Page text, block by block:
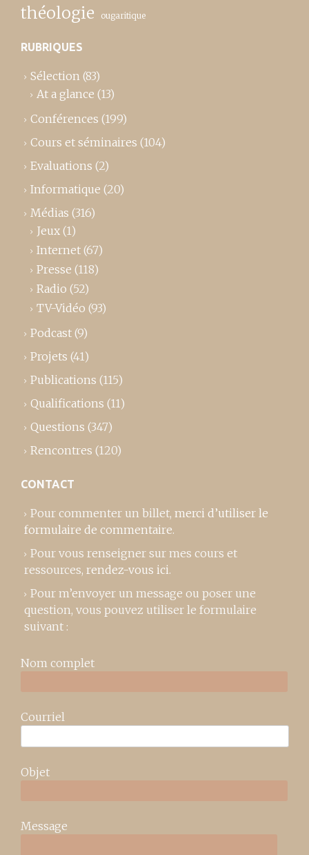
théologie ougaritique
RUBRIQUES
Sélection (83)
At a glance (13)
Conférences (199)
Cours et séminaires (104)
Evaluations (2)
Informatique (20)
Médias (316)
Jeux (1)
Internet (67)
Presse (118)
Radio (52)
TV-Vidéo (93)
Podcast (9)
Projets (41)
Publications (115)
Qualifications (11)
Questions (347)
Rencontres (120)
CONTACT
Pour commenter un billet, merci d’utiliser le
formulaire de commentaire.
Pour vous renseigner sur mes cours et
ressources, rendez-vous ici.
Pour m’envoyer un message ou poser une
question, vous pouvez utiliser le formulaire
suivant :
Nom complet
Courriel
Objet
Message